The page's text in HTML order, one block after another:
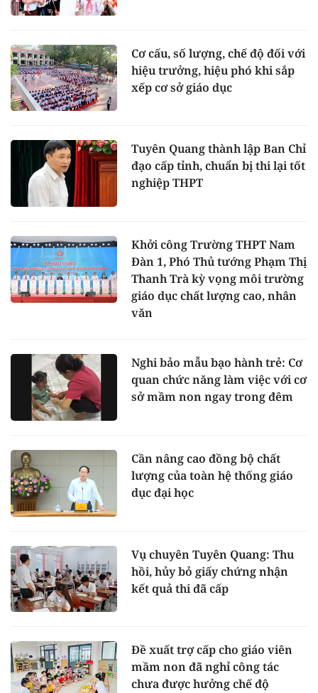
Cơ cấu, số lượng, chế độ đối với
hiệu trưởng, hiệu phó khi sắp
xếp cơ sở giáo dục
Tuyên Quang thành lập Ban Chỉ
đạo cấp tỉnh, chuẩn bị thi lại tốt
nghiệp THPT
Khởi công Trường THPT Nam
Đàn 1, Phó Thủ tướng Phạm Thị
Thanh Trà kỳ vọng môi trường
giáo dục chất lượng cao, nhân
văn
Nghi bảo mẫu bạo hành trẻ: Cơ
quan chức năng làm việc với cơ
sở mầm non ngay trong đêm
Cần nâng cao đồng bộ chất
lượng của toàn hệ thống giáo
dục đại học
Vụ chuyên Tuyên Quang: Thu
hồi, hủy bỏ giấy chứng nhận
kết quả thi đã cấp
Đề xuất trợ cấp cho giáo viên
mầm non đã nghỉ công tác
chưa được hưởng chế độ